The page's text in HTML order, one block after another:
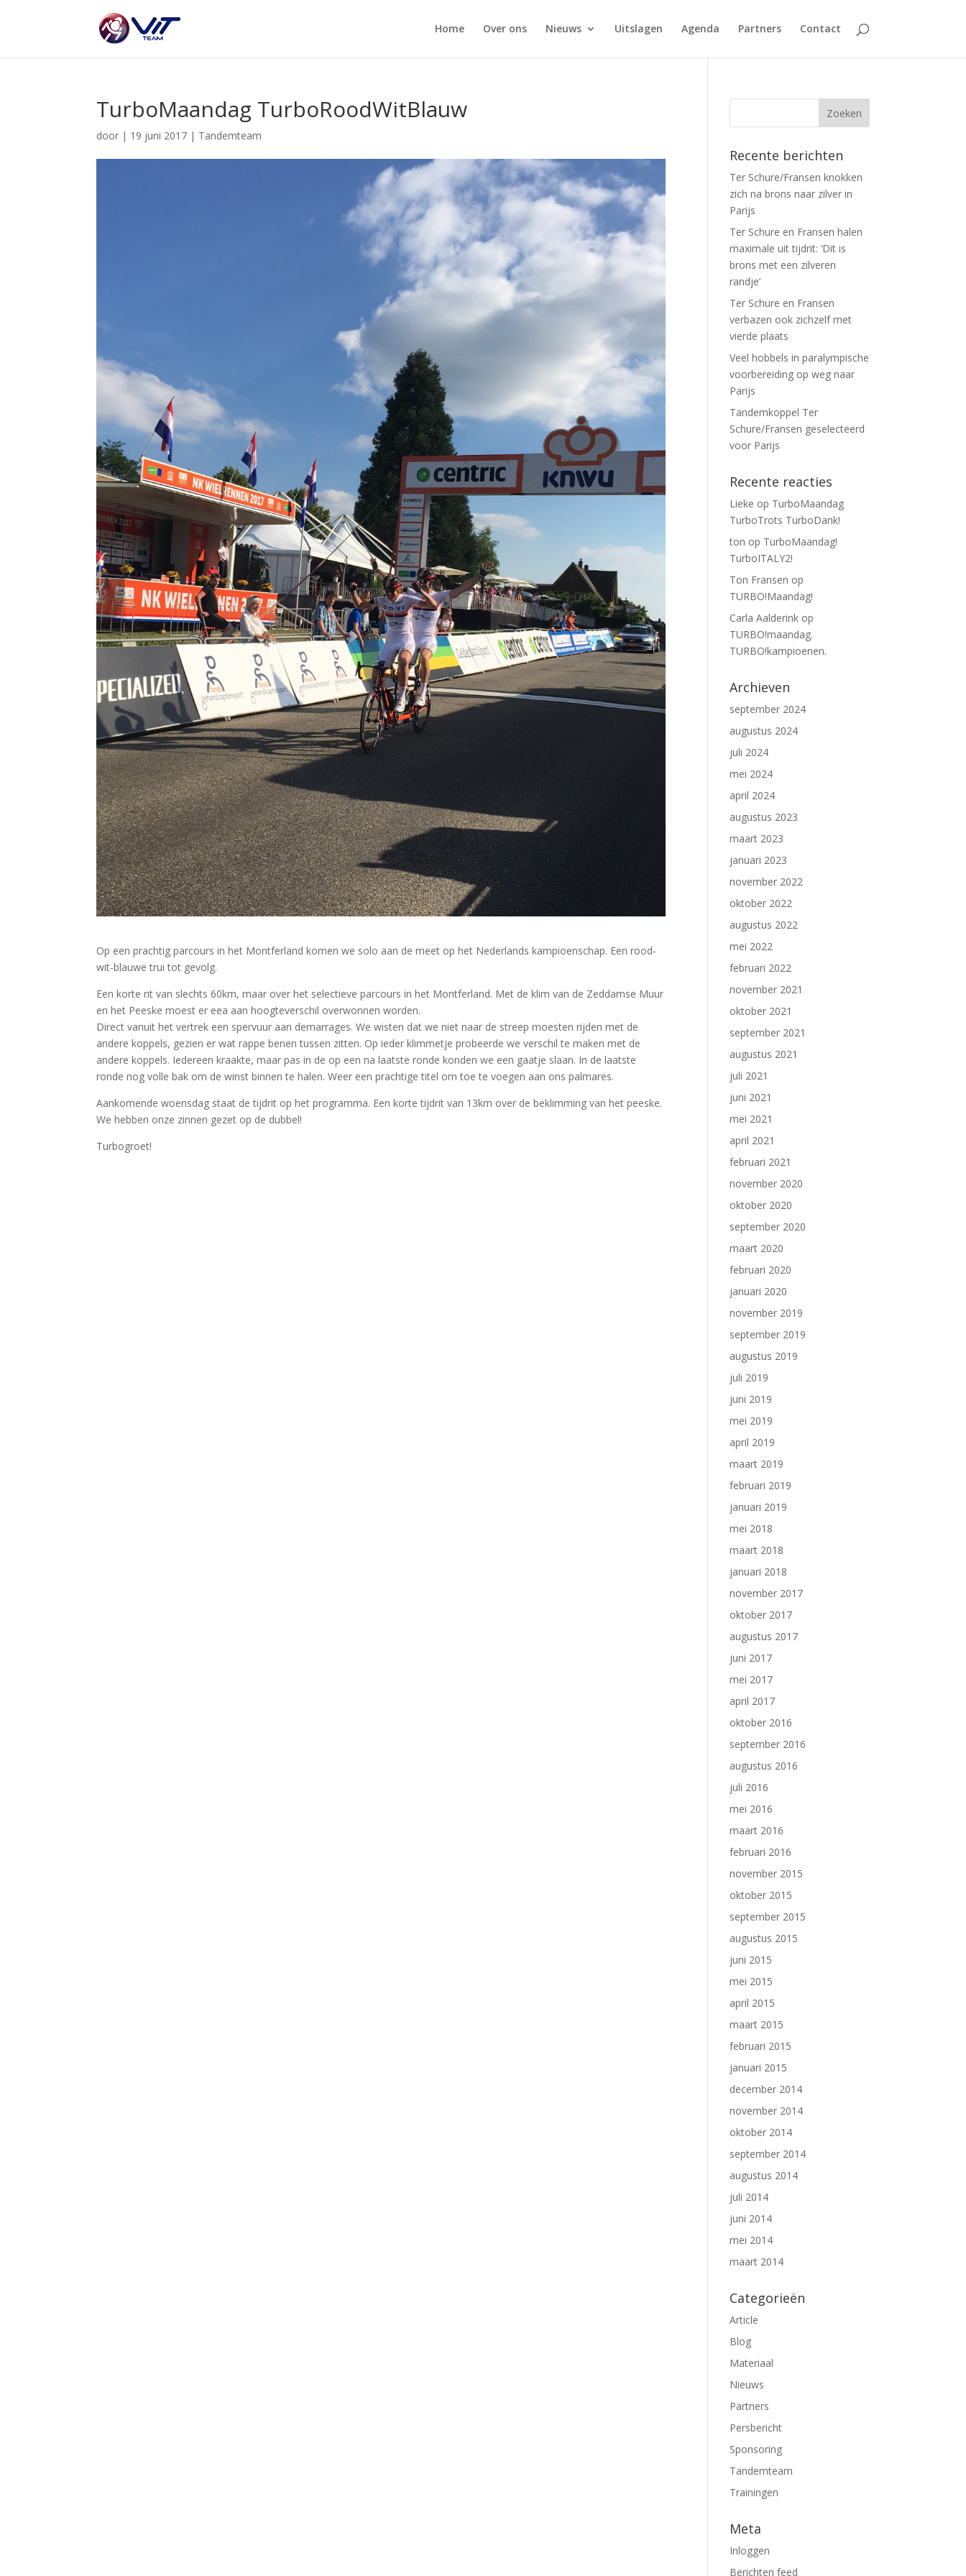
Home Over ons Nieuws Uitslagen Agenda Partners Contact
TurboMaandag TurboRoodWitBlauw
door | 19 juni 2017 | Tandemteam
Op een prachtig parcours in het Montferland komen we solo aan de meet op het Nederlands kampioenschap. Een rood-
wit-blauwe trui tot gevolg.
Een korte rit van slechts 60km, maar over het selectieve parcours in het Montferland. Met de klim van de Zeddamse Muur
en het Peeske moest er eea aan hoogteverschil overwonnen worden.
Direct vanuit het vertrek een spervuur aan demarrages. We wisten dat we niet naar de streep moesten rijden met de
andere koppels, gezien er wat rappe benen tussen zitten. Op ieder klimmetje probeerde we verschil te maken met de
andere koppels. Iedereen kraakte, maar pas in de op een na laatste ronde konden we een gaatje slaan. In de laatste
ronde nog volle bak om de winst binnen te halen. Weer een prachtige titel om toe te voegen aan ons palmares.
Aankomende woensdag staat de tijdrit op het programma. Een korte tijdrit van 13km over de beklimming van het peeske.
We hebben onze zinnen gezet op de dubbel!
Turbogroet!
Recente berichten
Ter Schure/Fransen knokken
zich na brons naar zilver in
Parijs
Ter Schure en Fransen halen
maximale uit tijdrit: ‘Dit is
brons met een zilveren
randje’
Ter Schure en Fransen
verbazen ook zichzelf met
vierde plaats
Veel hobbels in paralympische
voorbereiding op weg naar
Parijs
Tandemkoppel Ter
Schure/Fransen geselecteerd
voor Parijs
Recente reacties
Lieke op TurboMaandag
TurboTrots TurboDank!
ton op TurboMaandag!
TurboITALY2!
Ton Fransen op
TURBO!Maandag!
Carla Aalderink op
TURBO!maandag.
TURBO!kampioenen.
Archieven
september 2024
augustus 2024
juli 2024
mei 2024
april 2024
augustus 2023
maart 2023
januari 2023
november 2022
oktober 2022
augustus 2022
mei 2022
februari 2022
november 2021
oktober 2021
september 2021
augustus 2021
juli 2021
juni 2021
mei 2021
april 2021
februari 2021
november 2020
oktober 2020
september 2020
maart 2020
februari 2020
januari 2020
november 2019
september 2019
augustus 2019
juli 2019
juni 2019
mei 2019
april 2019
maart 2019
februari 2019
januari 2019
mei 2018
maart 2018
januari 2018
november 2017
oktober 2017
augustus 2017
juni 2017
mei 2017
april 2017
oktober 2016
september 2016
augustus 2016
juli 2016
mei 2016
maart 2016
februari 2016
november 2015
oktober 2015
september 2015
augustus 2015
juni 2015
mei 2015
april 2015
maart 2015
februari 2015
januari 2015
december 2014
november 2014
oktober 2014
september 2014
augustus 2014
juli 2014
juni 2014
mei 2014
maart 2014
Categorieën
Article
Blog
Materiaal
Nieuws
Partners
Persbericht
Sponsoring
Tandemteam
Trainingen
Meta
Inloggen
Berichten feed